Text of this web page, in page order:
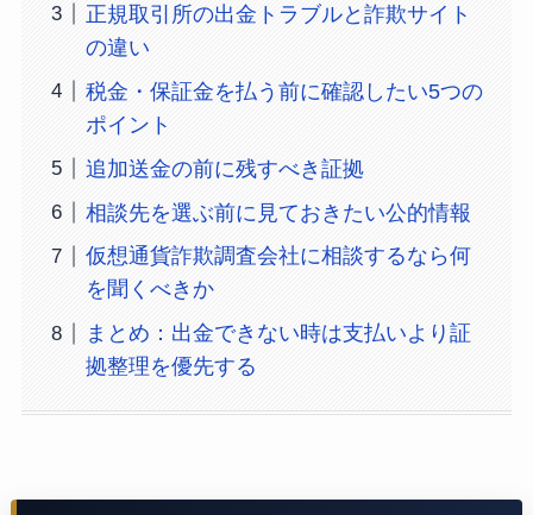
正規取引所の出金トラブルと詐欺サイト
の違い
税金・保証金を払う前に確認したい5つの
ポイント
追加送金の前に残すべき証拠
相談先を選ぶ前に見ておきたい公的情報
仮想通貨詐欺調査会社に相談するなら何
を聞くべきか
まとめ：出金できない時は支払いより証
拠整理を優先する